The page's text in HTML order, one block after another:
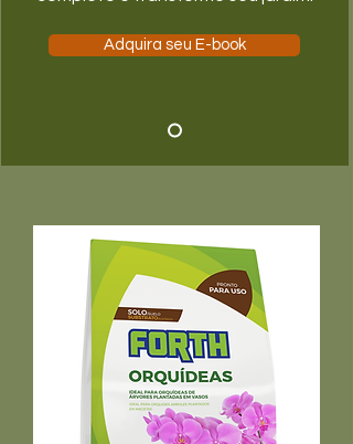
Adquira seu E-book